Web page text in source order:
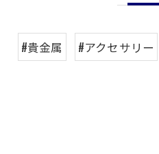
#貴金属 #アクセサリー